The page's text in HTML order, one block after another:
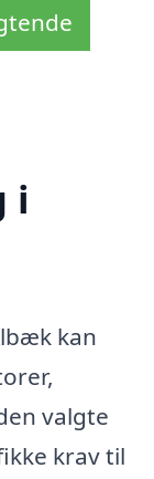
i
kan
valgte
krav til